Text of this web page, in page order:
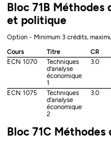
Bloc 71B
et politique
Option - Minimum 3 crédits,
Cours
Titre
CR
ECN 1070
Techniques
d'analyse
économique
1
3.0
ECN 1075
Techniques
d'analyse
économique
2
3.0
Bloc 71C